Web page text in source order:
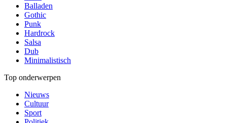
Balladen
Gothic
Punk
Hardrock
Salsa
Dub
Minimalistisch
Top onderwerpen
Nieuws
Cultuur
Sport